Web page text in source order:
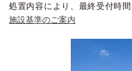
処置内容により、最終受付時間
施設基準のご案内